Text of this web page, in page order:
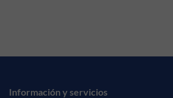
Información y servicios